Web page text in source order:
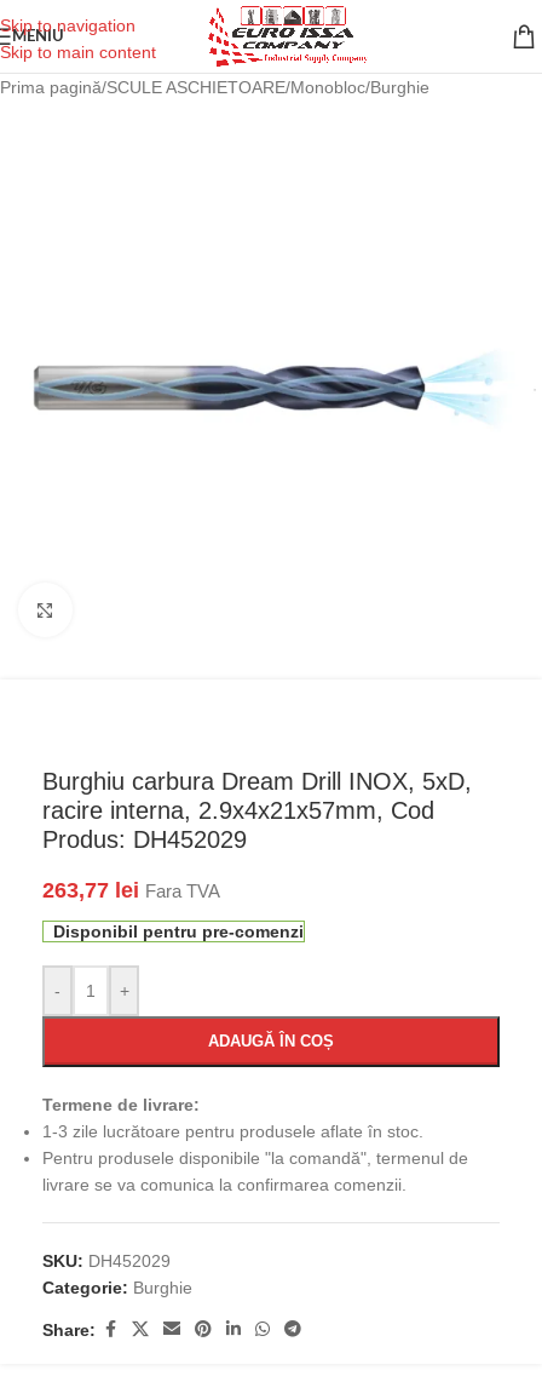
Skip to navigation
Skip to main content
MENIU
Prima pagină/SCULE ASCHIETOARE/Monobloc/Burghie
Burghiu carbura Dream Drill INOX, 5xD,
racire interna, 2.9x4x21x57mm, Cod
Produs: DH452029
263,77 lei Fara TVA
Disponibil pentru pre-comenzi
- +
ADAUGĂ ÎN COȘ
Termene de livrare:
1-3 zile lucrătoare pentru produsele aflate în stoc.
Pentru produsele disponibile "la comandă", termenul de
livrare se va comunica la confirmarea comenzii.
SKU: DH452029
Categorie: Burghie
Share: